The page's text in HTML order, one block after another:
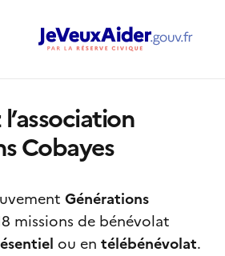
Cobayes
Générations
missions de bénévolat
ou en télébénévolat.